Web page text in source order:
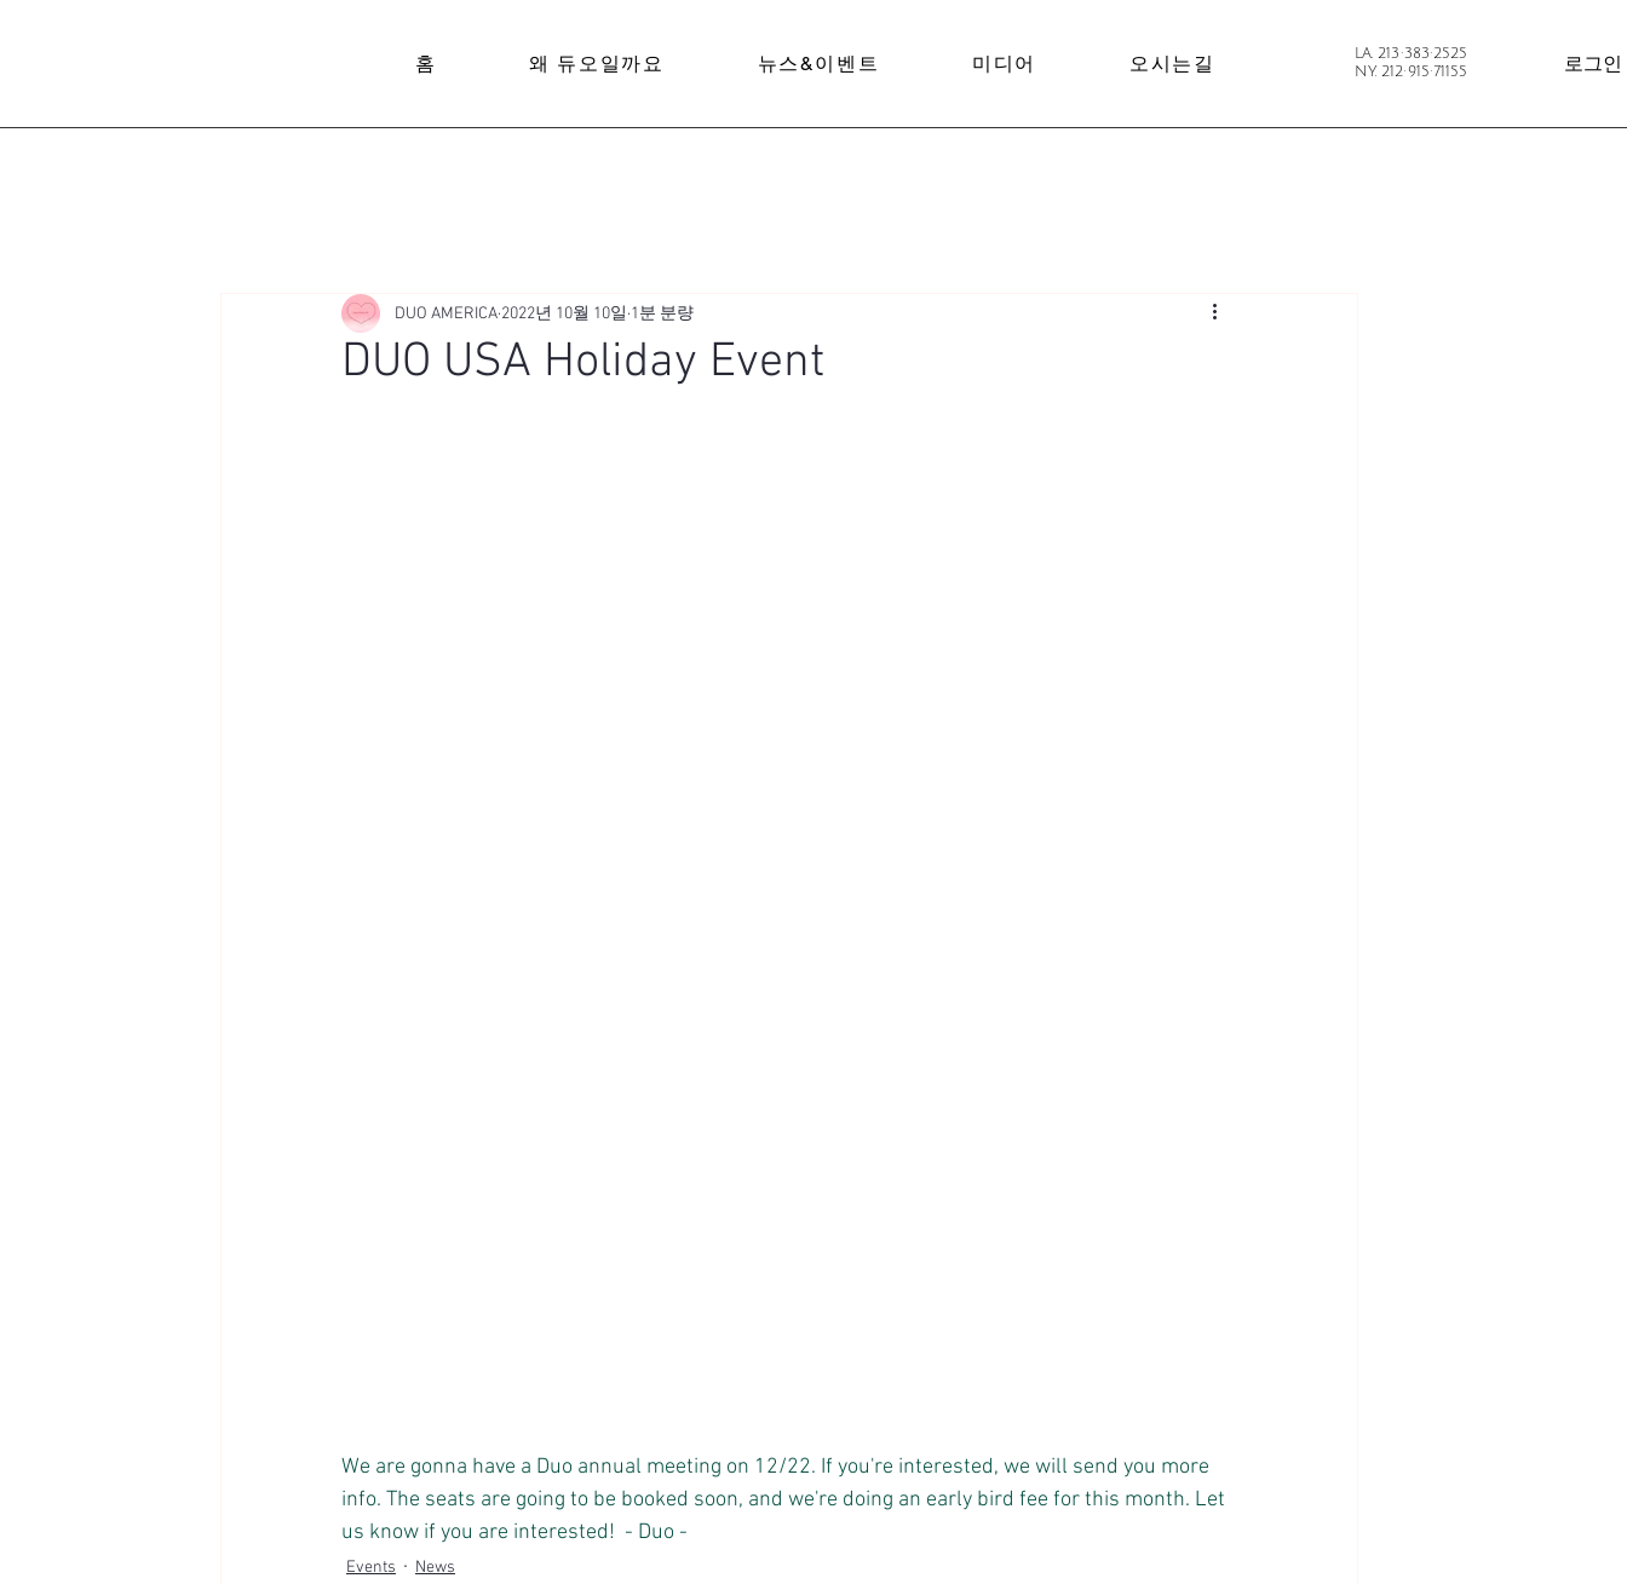
홈 왜 듀오일까요 뉴스&이벤트 미디어 오시는길 로그인
LA. 213·383·2525
NY. 212·915·71155
DUO USA Holiday Event
DUO AMERICA 2022년 10월 10일 1분 분량
We are gonna have a Duo annual meeting on 12/22. If you're interested, we will send you more
info. The seats are going to be booked soon, and we're doing an early bird fee for this month. Let
us know if you are interested!  - Duo -
Events News